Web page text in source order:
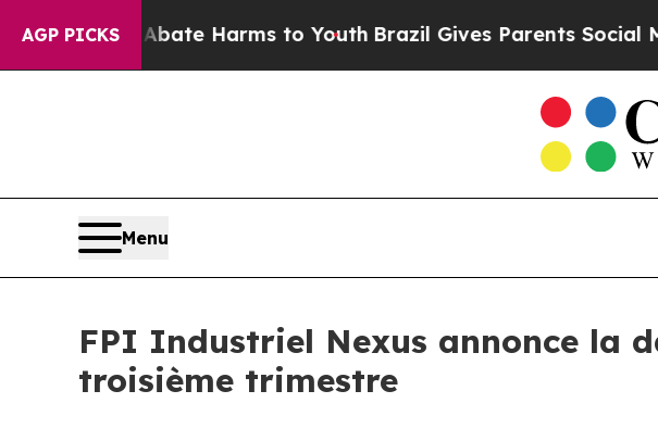
AGP PICKS
to Abate Harms to YouthBrazil Gives Parents Social
Menu
FPI Industriel Nexus annonce la
troisième trimestre